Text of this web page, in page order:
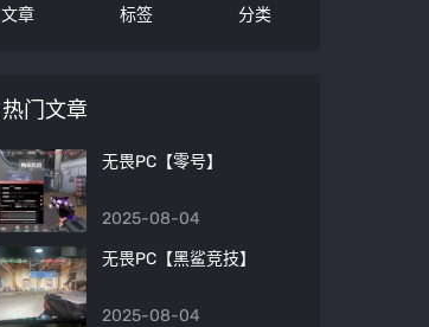
文章 标签 分类
热门文章
无畏PC【零号】
2025-08-04
无畏PC【黑鲨竞技】
2025-08-04